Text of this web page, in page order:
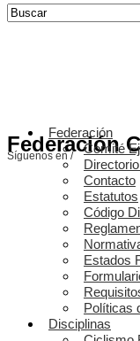
Federación
Síguenos en /
Federación
Comité
Contacto
Estatutos
Código
Estados
Políticas
Disciplinas